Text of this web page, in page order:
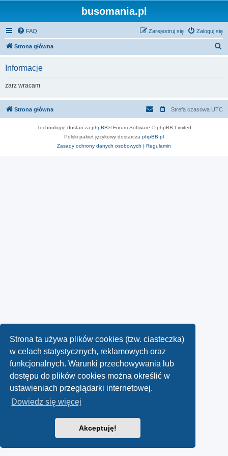
Strona ta używa plików cookies (tzw. ciasteczka)
w celach statystycznych, reklamowych oraz
funkcjonalnych. Warunki przechowywania lub
dostępu do plików cookies można określić w
ustawieniach przeglądarki internetowej.
Dowiedz się więcej
Akceptuję!
busomania.pl
FAQ Zaloguj się
Zarejestruj się
Strona główna
Informacje
zarz wracam
Strona główna Strefa czasowa UTC
Technologię dostarcza phpBB® Forum Software © phpBB Limited
Polski pakiet językowy dostarcza phpBB.pl
Zasady ochrony danych osobowych | Regulamin